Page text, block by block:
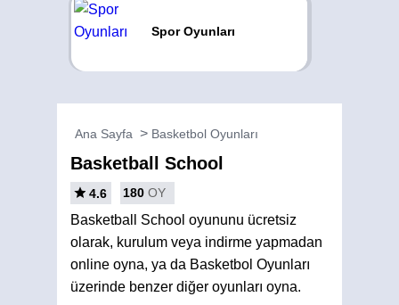
Spor Oyunları
Ana Sayfa Basketbol Oyunları
Basketball School
4.6 180 OY
Basketball School oyununu ücretsiz
olarak, kurulum veya indirme yapmadan
online oyna, ya da Basketbol Oyunları
üzerinde benzer diğer oyunları oyna.